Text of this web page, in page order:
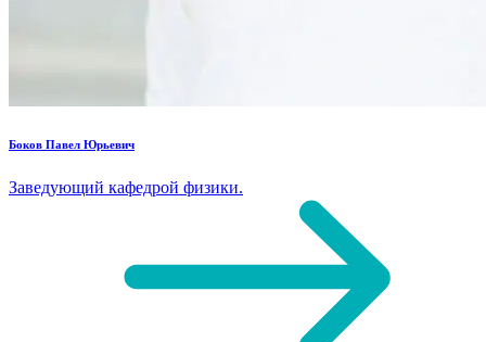
Боков Павел Юрьевич
Заведующий кафедрой физики.